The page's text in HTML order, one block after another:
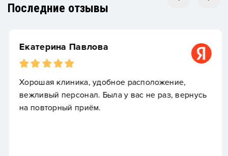
Последние отзывы
Екатерина Павлова
Хорошая клиника, удобное расположение,
вежливый персонал. Была у вас не раз, вернусь
на повторный приём.